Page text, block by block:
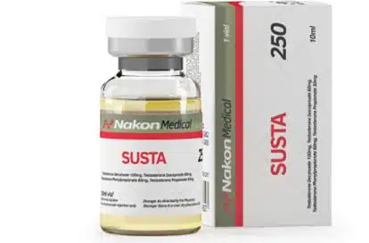
Oxitocina
PEG-MGF
Pinealón
Retatrutida